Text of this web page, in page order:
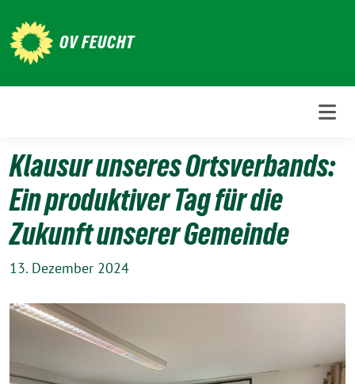
zum
Inhalt
OV FEUCHT
Klausur unseres Ortsverbands:
Ein produktiver Tag für die
Zukunft unserer Gemeinde
13. Dezember 2024